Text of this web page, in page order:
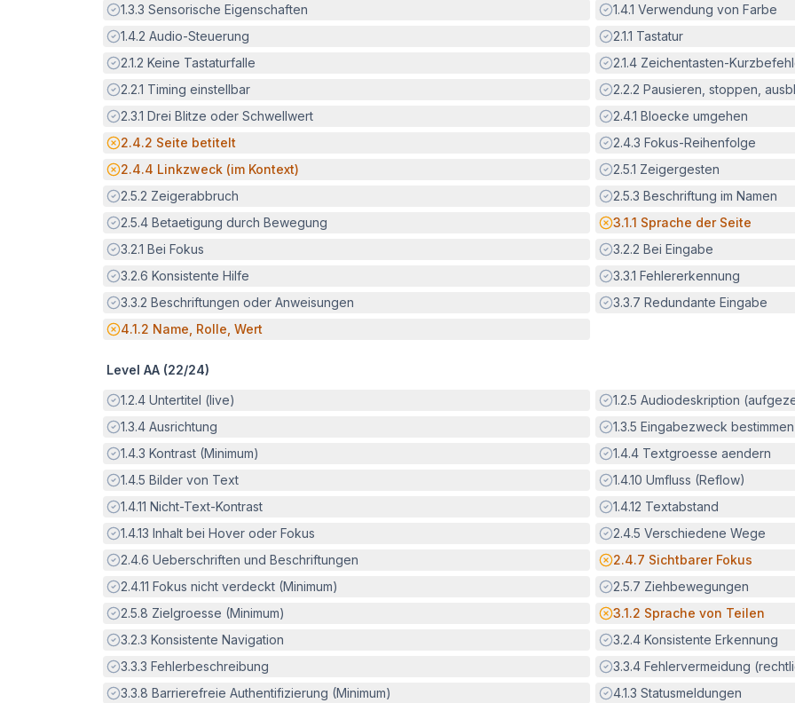
Erfüllt:
1.3.3 Sensorische Eigenschaften Erfüllt:
1.4.1 Verwendung von Farbe
Erfüllt:
1.4.2 Audio-Steuerung Erfüllt:
2.1.1 Tastatur
Erfüllt:
2.1.2 Keine Tastaturfalle Erfüllt:
2.1.4 Zeichentasten-
Erfüllt:
2.2.1 Timing einstellbar Erfüllt:
2.2.2 Pausieren, stoppen,
Erfüllt:
2.3.1 Drei Blitze oder Schwellwert Erfüllt:
2.4.1 Bloecke umgehen
Potenzielle Barriere:
2.4.2 Seite betitelt Erfüllt:
2.4.3 Fokus-Reihenfolge
Potenzielle Barriere:
2.4.4 Linkzweck (im Kontext) Erfüllt:
2.5.1 Zeigergesten
Erfüllt:
2.5.2 Zeigerabbruch Erfüllt:
2.5.3 Beschriftung im Namen
Erfüllt:
2.5.4 Betaetigung durch Bewegung Potenzielle Barriere:
3.1.1 Sprache der Seite
Erfüllt:
3.2.1 Bei Fokus Erfüllt:
3.2.2 Bei Eingabe
Erfüllt:
3.2.6 Konsistente Hilfe Erfüllt:
3.3.1 Fehlererkennung
Erfüllt:
3.3.2 Beschriftungen oder Anweisungen Erfüllt:
3.3.7 Redundante Eingabe
Potenzielle Barriere:
4.1.2 Name, Rolle, Wert
Level AA (22/24)
Erfüllt:
1.2.4 Untertitel (live) Erfüllt:
1.2.5 Audiodeskription
Erfüllt:
1.3.4 Ausrichtung Erfüllt:
1.3.5 Eingabezweck bestimmen
Erfüllt:
1.4.3 Kontrast (Minimum) Erfüllt:
1.4.4 Textgroesse aendern
Erfüllt:
1.4.5 Bilder von Text Erfüllt:
1.4.10 Umfluss (Reflow)
Erfüllt:
1.4.11 Nicht-Text-Kontrast Erfüllt:
1.4.12 Textabstand
Erfüllt:
1.4.13 Inhalt bei Hover oder Fokus Erfüllt:
2.4.5 Verschiedene Wege
Erfüllt:
2.4.6 Ueberschriften und Beschriftungen Potenzielle Barriere:
2.4.7 Sichtbarer Fokus
Erfüllt:
2.4.11 Fokus nicht verdeckt (Minimum) Erfüllt:
2.5.7 Ziehbewegungen
Erfüllt:
2.5.8 Zielgroesse (Minimum) Potenzielle Barriere:
3.1.2 Sprache von Teilen
Erfüllt:
3.2.3 Konsistente Navigation Erfüllt:
3.2.4 Konsistente Erkennung
Erfüllt:
3.3.3 Fehlerbeschreibung Erfüllt:
3.3.4 Fehlervermeidung
Erfüllt:
3.3.8 Barrierefreie Authentifizierung (Minimum) Erfüllt:
4.1.3 Statusmeldungen